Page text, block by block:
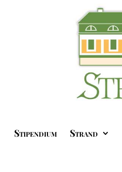
Stipendium Strand